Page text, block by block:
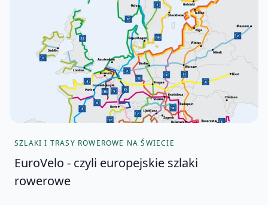
SZLAKI I TRASY ROWEROWE NA ŚWIECIE
EuroVelo - czyli europejskie szlaki
rowerowe